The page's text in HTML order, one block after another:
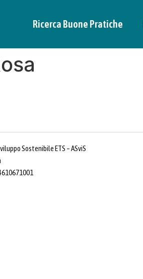
Ricerca Buone Pratiche
Sostenibile ETS – ASviS